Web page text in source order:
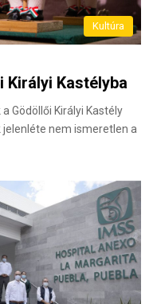
Kultúra
Királyi Kastélyba
Gödöllői Királyi Kastély
nem ismeretlen a